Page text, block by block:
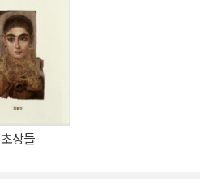
첫번째 글 「크라쿠프」는 자전적 소
에 실려 있는 단편으로, 주인공 존
였던 켄(Ken)이 살아 돌아와 대화를
최초의 스승이자 ‘파쇠르(passeur,
였고, 이 글이 1부 가장 첫머리에 등장
그가 가까이 지냈던 이웃 농부가 보여
, 스스로 ‘나의 대학’이라 불렀던 시
초상들